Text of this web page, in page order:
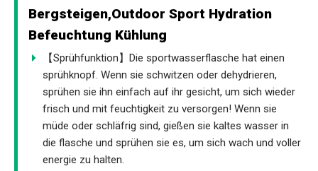
Bergsteigen,Outdoor Sport Hydration
Befeuchtung Kühlung
【Sprühfunktion】Die sportwasserflasche hat einen
sprühknopf. Wenn sie schwitzen oder dehydrieren,
sprühen sie ihn einfach auf ihr gesicht, um sich wieder
frisch und mit feuchtigkeit zu versorgen! Wenn sie
müde oder schläfrig sind, gießen sie kaltes wasser in
die flasche und sprühen sie es, um sich wach und voller
energie zu halten.